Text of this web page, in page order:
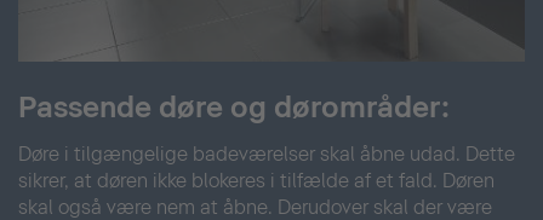
Passende døre og dørområder:
Døre i tilgængelige badeværelser skal åbne udad. Dette
sikrer, at døren ikke blokeres i tilfælde af et fald. Døren
skal også være nem at åbne. Derudover skal der være